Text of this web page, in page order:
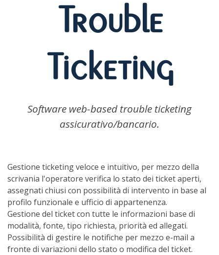
Trouble
Ticketing
Software web-based trouble ticketing
assicurativo/bancario.
Gestione ticketing veloce e intuitivo, per mezzo della
scrivania l'operatore verifica lo stato dei ticket aperti,
assegnati chiusi con possibilità di intervento in base al
profilo funzionale e ufficio di appartenenza.
Gestione del ticket con tutte le informazioni base di
modalità, fonte, tipo richiesta, priorità ed allegati.
Possibilità di gestire le notifiche per mezzo e-mail a
fronte di variazioni dello stato o modifica del ticket.